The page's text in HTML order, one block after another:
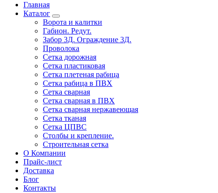
Главная
Каталог
Ворота и калитки
Габион. Редут.
Забор 3Д. Ограждение 3Д.
Проволока
Сетка дорожная
Сетка пластиковая
Сетка плетеная рабица
Сетка рабица в ПВХ
Сетка сварная
Сетка сварная в ПВХ
Сетка сварная нержавеющая
Сетка тканая
Сетка ЦПВС
Столбы и крепление.
Строительная сетка
О Компании
Прайс-лист
Доставка
Блог
Контакты